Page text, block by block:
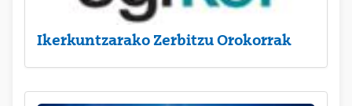
Ikerkuntzarako Zerbitzu Orokorrak